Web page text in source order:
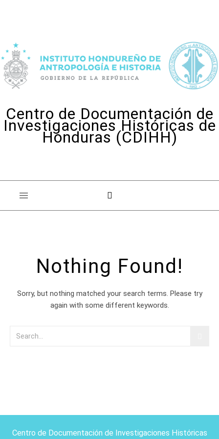
Centro de Documentación de
Investigaciones Históricas de
Honduras (CDIHH)
Nothing Found!
Sorry, but nothing matched your search terms. Please try
again with some different keywords.
Centro de Documentación de Investigaciones Históricas